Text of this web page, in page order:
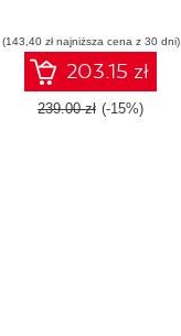
(143,40 zł najniższa cena z 30 dni)
203.15 zł
239.00 zł (-15%)